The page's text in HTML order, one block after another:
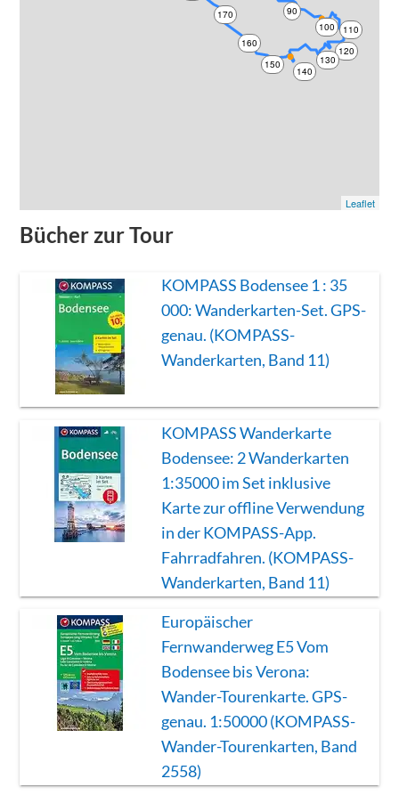
90
100
110
120
130
140
150
160
170
Leaflet
Bücher zur Tour
KOMPASS Bodensee 1 : 35
000: Wanderkarten-Set. GPS-
genau. (KOMPASS-
Wanderkarten, Band 11)
KOMPASS Wanderkarte
Bodensee: 2 Wanderkarten
1:35000 im Set inklusive
Karte zur offline Verwendung
in der KOMPASS-App.
Fahrradfahren. (KOMPASS-
Wanderkarten, Band 11)
Europäischer
Fernwanderweg E5 Vom
Bodensee bis Verona:
Wander-Tourenkarte. GPS-
genau. 1:50000 (KOMPASS-
Wander-Tourenkarten, Band
2558)